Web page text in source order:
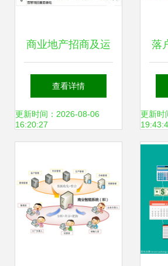
商业地产招商及运
营管理全攻略 干货
分享与实践指南
查看详情
更新时间：2026-08-06
16:20:27
落
实
座
工
更新时